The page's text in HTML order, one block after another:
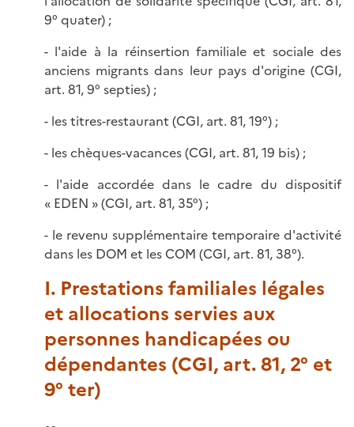
9° quater) ;
- l'aide à la réinsertion familiale et sociale des
anciens migrants dans leur pays d'origine (CGI,
art. 81, 9° septies) ;
- les titres-restaurant (CGI, art. 81, 19°) ;
- les chèques-vacances (CGI, art. 81, 19 bis) ;
- l'aide accordée dans le cadre du dispositif
« EDEN » (CGI, art. 81, 35°) ;
- le revenu supplémentaire temporaire d'activité
dans les DOM et les COM (CGI, art. 81, 38°).
I. Prestations familiales légales
et allocations servies aux
personnes handicapées ou
dépendantes (CGI, art. 81, 2° et
9° ter)